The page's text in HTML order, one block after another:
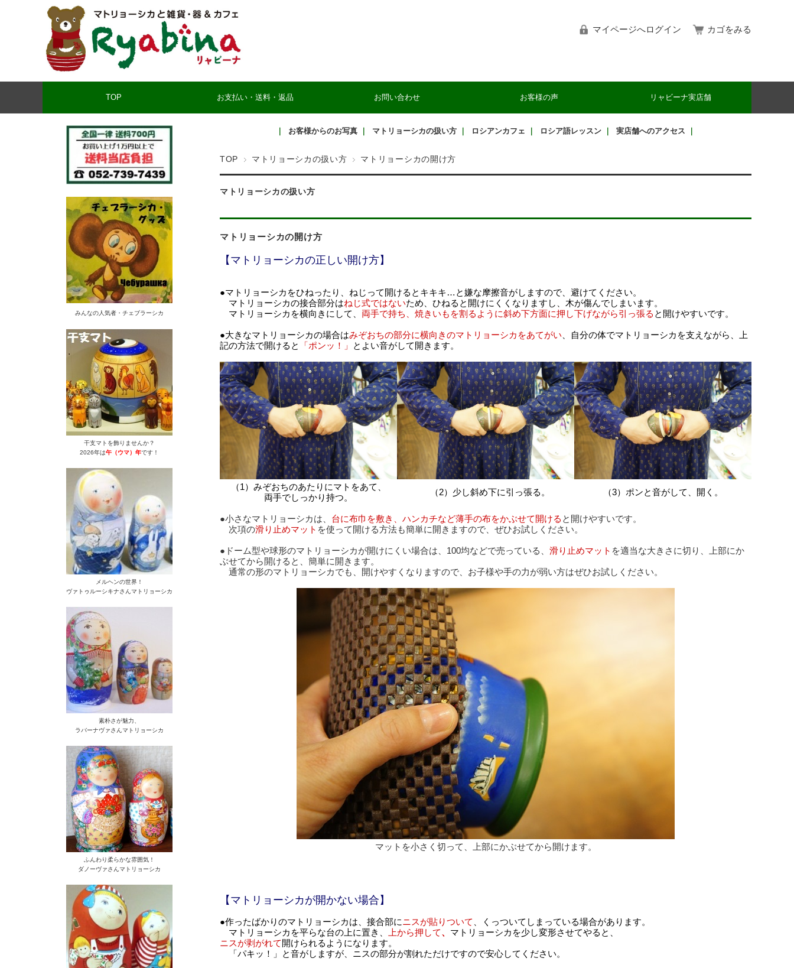
マイページへログイン カゴをみる
TOP お支払い・送料・返品 お問い合わせ お客様の声 リャビーナ実店舗
お客様からのお写真 マトリョーシカの扱い方 ロシアンカフェ ロシア語レッスン 実店舗へのアクセス
TOP マトリョーシカの扱い方 マトリョーシカの開け方
マトリョーシカの扱い方
マトリョーシカの開け方
【マトリョーシカの正しい開け方】
●マトリョーシカをひねったり、ねじって開けるとキキキ…と嫌な摩擦音がしますので、避けてください。
マトリョーシカの接合部分はねじ式ではないため、ひねると開けにくくなりますし、木が傷んでしまいます。
マトリョーシカを横向きにして、 両手で持ち、焼きいもを割るように斜め下方面に押し下げながら引っ張る と開けやすいです。
●大きなマトリョーシカの場合はみぞおちの部分に横向きのマトリョーシカをあてがい 、自分の体でマトリョーシカを支えながら、上
記の方法で開けると
「ポンッ！」 とよい音がして開きます。
（1）みぞおちのあたりにマトをあて、
両手でしっかり持つ。
（2）少し斜め下に引っ張る。 （3）ポンと音がして、開く。
●小さなマトリョーシカは、 台に布巾を敷き、ハンカチなど薄手の布をかぶせて開ける と開けやすいです。
次項の滑り止めマット を使って開ける方法も簡単に開きますので、ぜひお試しください。
●ドーム型や球形のマトリョーシカが開けにくい場合は、100均などで売っている、 滑り止めマット を適当な大きさに切り、上部にか
ぶせてから開けると、簡単に開きます。
通常の形のマトリョーシカでも、開けやすくなりますので、お子様や手の力が弱い方はぜひお試しください。
マットを小さく切って、上部にかぶせてから開けます。
【マトリョーシカが開かない場合】
●作ったばかりのマトリョーシカは、接合部にニスが貼りついて
、くっついてしまっている場合があります。
マトリョーシカを平らな台の上に置き、
上から押して、 マトリョーシカを少し変形させてやると、
ニスが剥がれて開けられるようになります。
「パキッ！」と音がしますが、ニスの部分が割れただけですので安心してください。
みんなの人気者・チェブラーシカ
干支マトを飾りませんか？
2026年は午（ウマ）年です！
メルヘンの世界！
ヴァトゥルーシキナさんマトリョーシカ
素朴さが魅力、
ラバーナヴァさんマトリョーシカ
ふんわり柔らかな雰囲気！
ダノーヴァさんマトリョーシカ